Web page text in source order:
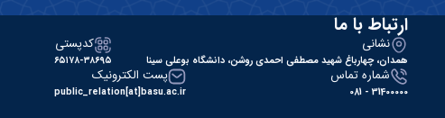
ارتباط با ما
نشانی
همدان، چهارباغ شهید مصطفی احمدی روشن، دانشگاه بوعلی سینا
کدپستی
۶۵۱۷۸-۳۸۶۹۵
شماره تماس
31400000 - 081
پست الکترونیک
public_relation[at]basu.ac.ir